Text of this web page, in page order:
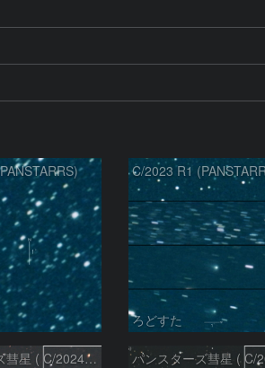
ろどすた
パンスターズ彗星 ( C/2024R4 )：2026/06/28